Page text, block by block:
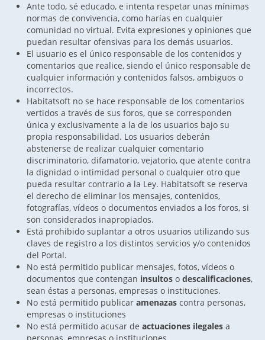
Ante todo, sé educado, e intenta respetar unas mínimas
normas de convivencia, como harías en cualquier
comunidad no virtual. Evita expresiones y opiniones que
puedan resultar ofensivas para los demás usuarios.
El usuario es el único responsable de los contenidos y
comentarios que realice, siendo el único responsable de
cualquier información y contenidos falsos, ambiguos o
incorrectos.
Habitatsoft no se hace responsable de los comentarios
vertidos a través de sus foros, que se corresponden
única y exclusivamente a la de los usuarios bajo su
propia responsabilidad. Los usuarios deberán
abstenerse de realizar cualquier comentario
discriminatorio, difamatorio, vejatorio, que atente contra
la dignidad o intimidad personal o cualquier otro que
pueda resultar contrario a la Ley. Habitatsoft se reserva
el derecho de eliminar los mensajes, contenidos,
fotografías, vídeos o documentos enviados a los foros, si
son considerados inapropiados.
Está prohibido suplantar a otros usuarios utilizando sus
claves de registro a los distintos servicios y/o contenidos
del Portal.
No está permitido publicar mensajes, fotos, vídeos o
documentos que contengan insultos o descalificaciones,
sean éstas a personas, empresas o instituciones.
No está permitido publicar amenazas contra personas,
empresas o instituciones
No está permitido acusar de actuaciones ilegales a